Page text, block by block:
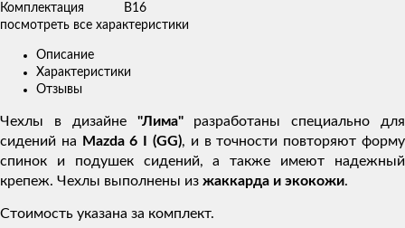
Комплектация
В16
посмотреть все характеристики
Описание
Характеристики
Отзывы
Чехлы в дизайне "Лима"разработаны специально для
сидений на
Mazda 6 I (GG), и в точности повторяют форму
спинок и подушек сидений, а также имеют надежный
крепеж. Чехлы выполнены из жаккарда и экокожи.
Стоимость указана за комплект.